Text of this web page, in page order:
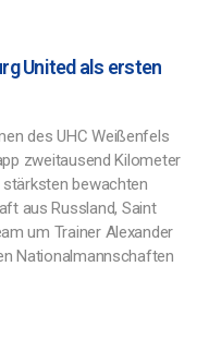
United als ersten
des UHC Weißenfels
zweitausend Kilometer
bewachten
aus Russland, Saint
um Trainer Alexander
Nationalmannschaften